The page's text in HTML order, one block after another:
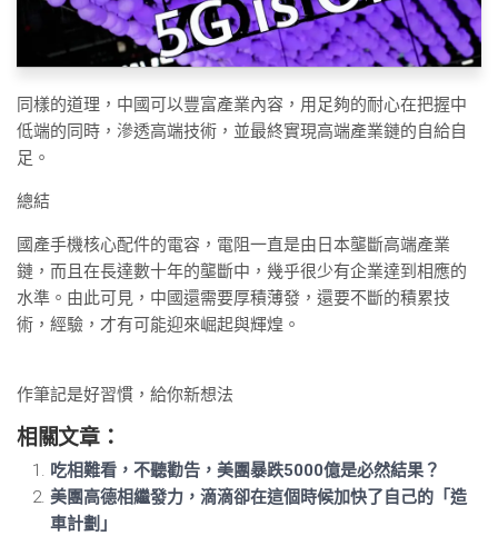
同樣的道理，中國可以豐富產業內容，用足夠的耐心在把握中
低端的同時，滲透高端技術，並最終實現高端產業鏈的自給自
足。
總結
國產手機核心配件的電容，電阻一直是由日本壟斷高端產業
鏈，而且在長達數十年的壟斷中，幾乎很少有企業達到相應的
水準。由此可見，中國還需要厚積薄發，還要不斷的積累技
術，經驗，才有可能迎來崛起與輝煌。
作筆記是好習慣，給你新想法
相關文章：
吃相難看，不聽勸告，美團暴跌5000億是必然結果？
美團高德相繼發力，滴滴卻在這個時候加快了自己的「造
車計劃」